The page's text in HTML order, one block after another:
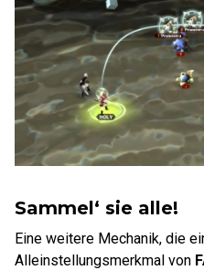
Sammel‘ sie alle!
Eine weitere Mechanik, die
Alleinstellungsmerkmal von